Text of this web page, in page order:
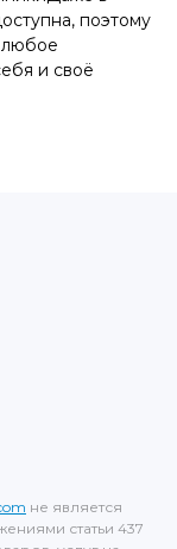
поэтому
любое
и своё
не является
статьи 437